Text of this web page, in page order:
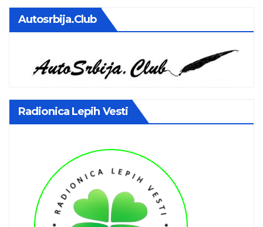
Autosrbija.club
Radionica Lepih Vesti